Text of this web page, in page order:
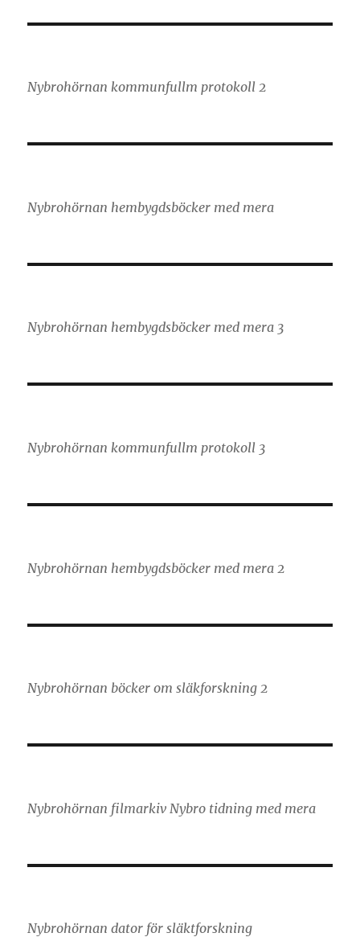
Nybrohörnan kommunfullm protokoll 2
Nybrohörnan hembygdsböcker med mera
Nybrohörnan hembygdsböcker med mera 3
Nybrohörnan kommunfullm protokoll 3
Nybrohörnan hembygdsböcker med mera 2
Nybrohörnan böcker om släkforskning 2
Nybrohörnan filmarkiv Nybro tidning med mera
Nybrohörnan dator för släktforskning